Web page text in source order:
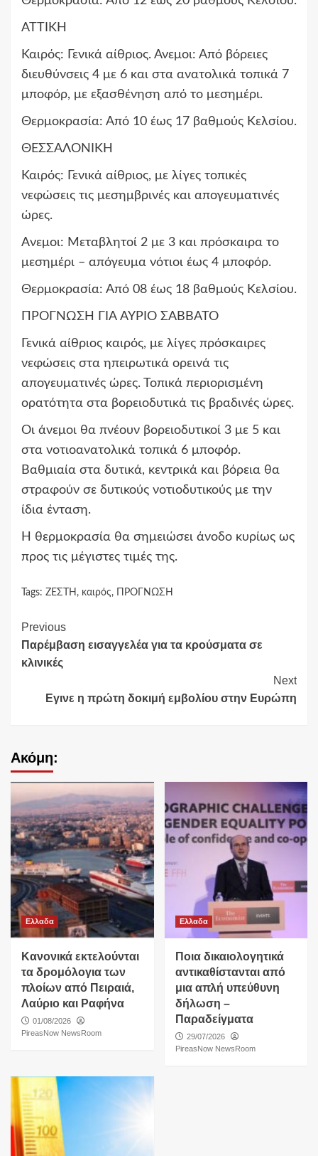
ΑΤΤΙΚΗ
Καιρός: Γενικά αίθριος. Ανεμοι: Από βόρειες
διευθύνσεις 4 με 6 και στα ανατολικά τοπικά 7
μποφόρ, με εξασθένηση από το μεσημέρι.
Θερμοκρασία: Από 10 έως 17 βαθμούς Κελσίου.
ΘΕΣΣΑΛΟΝΙΚΗ
Καιρός: Γενικά αίθριος, με λίγες τοπικές
νεφώσεις τις μεσημβρινές και απογευματινές
ώρες.
Aνεμοι: Μεταβλητοί 2 με 3 και πρόσκαιρα το
μεσημέρι – απόγευμα νότιοι έως 4 μποφόρ.
Θερμοκρασία: Από 08 έως 18 βαθμούς Κελσίου.
ΠΡΟΓΝΩΣΗ ΓΙΑ ΑΥΡΙΟ ΣΑΒΒΑΤΟ
Γενικά αίθριος καιρός, με λίγες πρόσκαιρες
νεφώσεις στα ηπειρωτικά ορεινά τις
απογευματινές ώρες. Τοπικά περιορισμένη
ορατότητα στα βορειοδυτικά τις βραδινές ώρες.
Οι άνεμοι θα πνέουν βορειοδυτικοί 3 με 5 και
στα νοτιοανατολικά τοπικά 6 μποφόρ.
Βαθμιαία στα δυτικά, κεντρικά και βόρεια θα
στραφούν σε δυτικούς νοτιοδυτικούς με την
ίδια ένταση.
Η θερμοκρασία θα σημειώσει άνοδο κυρίως ως
προς τις μέγιστες τιμές της.
Tags: ΖΕΣΤΗ , καιρός, ΠΡΟΓΝΩΣΗ
Continue
Reading
Previous
Παρέμβαση εισαγγελέα για τα κρούσματα σε
κλινικές
Next
Εγινε η πρώτη δοκιμή εμβολίου στην Ευρώπη
Ακόμη:
Ελλαδα
Κανονικά εκτελούνται
τα δρομόλογια των
πλοίων από Πειραιά,
Λαύριο και Ραφήνα
01/08/2026
PireasNow NewsRoom
Ελλαδα
Ποια δικαιολογητικά
αντικαθίστανται από
μια απλή υπεύθυνη
δήλωση –
Παραδείγματα
29/07/2026
PireasNow NewsRoom